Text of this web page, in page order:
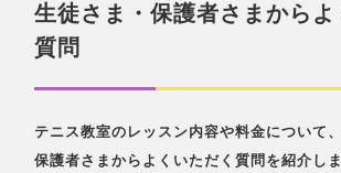
生徒さま・保護者さまからよ
質問
テニス教室のレッスン内容や料金について
保護者さまからよくいただく質問を紹介しま